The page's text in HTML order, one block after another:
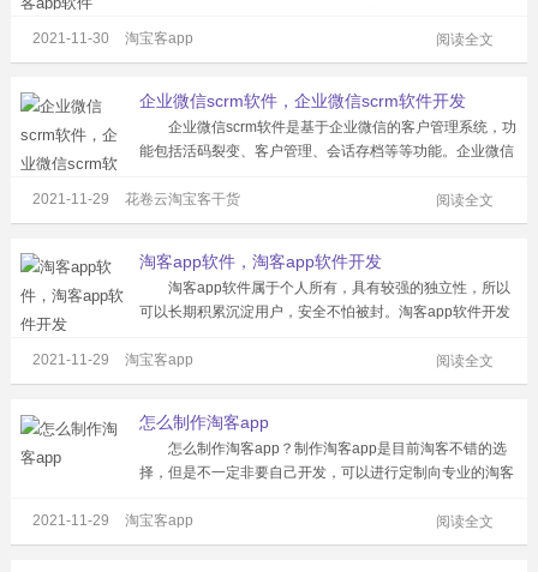
自定义设计，品牌完全归自己所有。自动采集淘宝、天猫、
京东、拼多多四大电商平台的...
阅读全文
2021-11-30 淘宝客app
企业微信scrm软件，企业微信scrm软件开发
企业微信scrm软件是基于企业微信的客户管理系统，功
能包括活码裂变、客户管理、会话存档等等功能。企业微信
度营销导致封号，客户信息易泄露，无官方API接口，跟进
流程不标准，人员离职交...
阅读全文
2021-11-29 花卷云淘宝客干货
淘客app软件，淘客app软件开发
淘客app软件属于个人所有，具有较强的独立性，所以
可以长期积累沉淀用户，安全不怕被封。淘客app软件开发
更加信任，也更容易转化用户。可以设置多级返佣系统，用
户自购省钱分享赚钱，借助用户...
阅读全文
2021-11-29 淘宝客app
怎么制作淘客app
怎么制作淘客app？制作淘客app是目前淘客不错的选
择，但是不一定非要自己开发，可以进行定制向专业的淘客
有的商品直接放入自己的app里面，用户购买也非常方便，
自己的平台，想怎么玩就...
阅读全文
2021-11-29 淘宝客app